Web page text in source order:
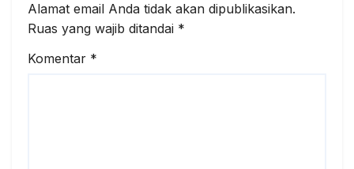
Alamat email Anda tidak akan dipublikasikan.
Ruas yang wajib ditandai *
Komentar *